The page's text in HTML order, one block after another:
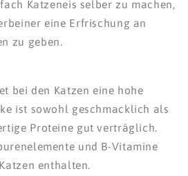
Katzeneis selber zu machen,
eine Erfrischung an
zu geben.
bei den Katzen eine hohe
ist sowohl geschmacklich als
Proteine gut verträglich.
und B-Vitamine
enthalten.